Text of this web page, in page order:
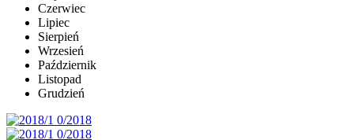
Czerwiec
Lipiec
Sierpień
Wrzesień
Październik
Listopad
Grudzień